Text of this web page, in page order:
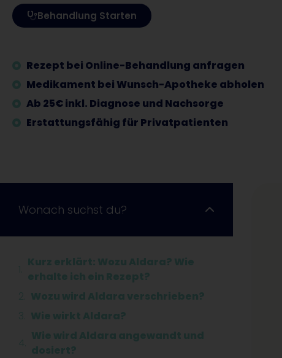
Behandlung Starten
Rezept bei Online-Behandlung anfragen
Medikament bei Wunsch-Apotheke abholen
Ab 25€ inkl. Diagnose und Nachsorge
Erstattungsfähig für Privatpatienten
Wonach suchst du?
Kurz erklärt: Wozu Aldara? Wie
erhalte ich ein Rezept?
Wozu wird Aldara verschrieben?
Wie wirkt Aldara?
Wie wird Aldara angewandt und
dosiert?